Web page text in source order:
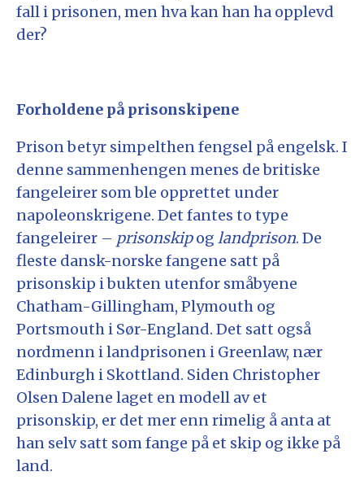
fall i prisonen, men hva kan han ha opplevd
der?
Forholdene på prisonskipene
Prison betyr simpelthen fengsel på engelsk. I
denne sammenhengen menes de britiske
fangeleirer som ble opprettet under
napoleonskrigene. Det fantes to type
fangeleirer – prisonskipog landprison. De
fleste dansk-norske fangene satt på
prisonskip i bukten utenfor småbyene
Chatham-Gillingham, Plymouth og
Portsmouth i Sør-England. Det satt også
nordmenn i landprisonen i Greenlaw, nær
Edinburgh i Skottland. Siden Christopher
Olsen Dalene laget en modell av et
prisonskip, er det mer enn rimelig å anta at
han selv satt som fange på et skip og ikke på
land.